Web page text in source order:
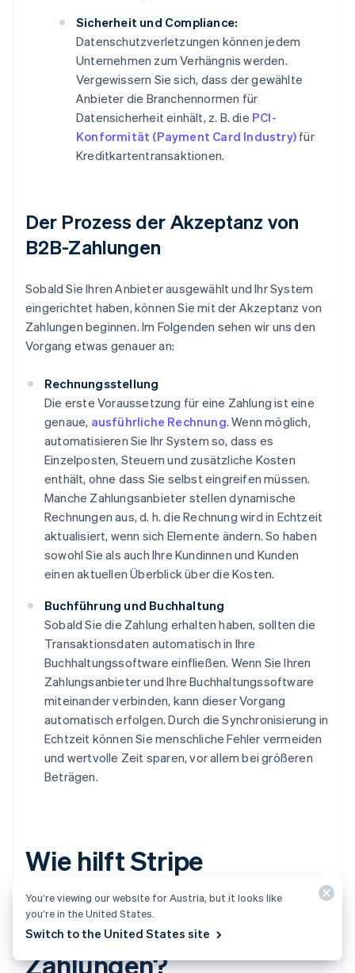
Sicherheit und Compliance:
Datenschutzverletzungen können jedem
Unternehmen zum Verhängnis werden.
Vergewissern Sie sich, dass der gewählte
Anbieter die Branchennormen für
Datensicherheit einhält, z. B. die PCI-
Konformität (Payment Card Industry) für
Kreditkartentransaktionen.
Der Prozess der Akzeptanz von
B2B-Zahlungen
Sobald Sie Ihren Anbieter ausgewählt und Ihr System
eingerichtet haben, können Sie mit der Akzeptanz von
Zahlungen beginnen. Im Folgenden sehen wir uns den
Vorgang etwas genauer an:
Rechnungsstellung
Die erste Voraussetzung für eine Zahlung ist eine
genaue, ausführliche Rechnung. Wenn möglich,
automatisieren Sie Ihr System so, dass es
Einzelposten, Steuern und zusätzliche Kosten
enthält, ohne dass Sie selbst eingreifen müssen.
Manche Zahlungsanbieter stellen dynamische
Rechnungen aus, d. h. die Rechnung wird in Echtzeit
aktualisiert, wenn sich Elemente ändern. So haben
sowohl Sie als auch Ihre Kundinnen und Kunden
einen aktuellen Überblick über die Kosten.
Buchführung und Buchhaltung
Sobald Sie die Zahlung erhalten haben, sollten die
Transaktionsdaten automatisch in Ihre
Buchhaltungssoftware einfließen. Wenn Sie Ihren
Zahlungsanbieter und Ihre Buchhaltungssoftware
miteinander verbinden, kann dieser Vorgang
automatisch erfolgen. Durch die Synchronisierung in
Echtzeit können Sie menschliche Fehler vermeiden
und wertvolle Zeit sparen, vor allem bei größeren
Beträgen.
Wie hilft Stripe
Unternehmen bei der
Abwicklung von B2B-
Zahlungen?
You’re viewing our website for Austria, but it looks like
you’re in the United States.
Switch to the United States site